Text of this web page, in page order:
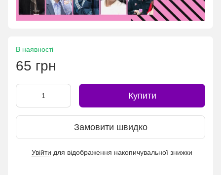
В наявності
65 грн
Купити
Замовити швидко
Увійти для відображення накопичувальної знижки